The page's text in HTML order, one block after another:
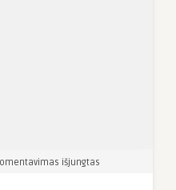
išjungtas